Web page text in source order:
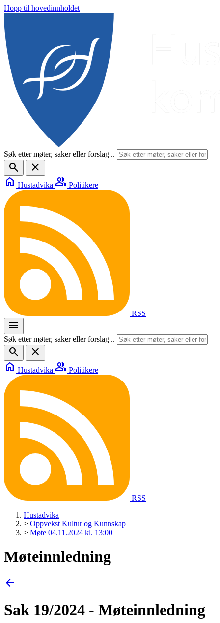
Hopp til hovedinnholdet
Søk etter møter, saker eller forslag...
search
close
home Hustadvika group Politikere
RSS
menu
Søk etter møter, saker eller forslag...
search
close
home Hustadvika group Politikere
RSS
Hustadvika
> Oppvekst Kultur og Kunnskap
> Møte 04.11.2024 kl. 13:00
Møteinnledning
arrow_back
Sak 19/2024 - Møteinnledning